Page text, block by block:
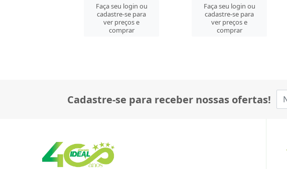
Faça seu login ou
cadastre-se para
ver preços e
comprar
Faça seu login ou
cadastre-se para
ver preços e
comprar
Cadastre-se para receber nossas ofertas!